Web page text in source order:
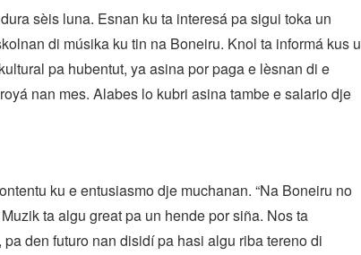
sèis luna. Esnan ku ta interesá pa sigui toka un
di músika ku tin na Boneiru. Knol ta informá kus u
pa hubentut, ya asina por paga e lèsnan di e
nan mes. Alabes lo kubri asina tambe e salario dje
ku e entusiasmo dje muchanan. “Na Boneiru no
ta algu great pa un hende por siña. Nos ta
den futuro nan disidí pa hasi algu riba tereno di